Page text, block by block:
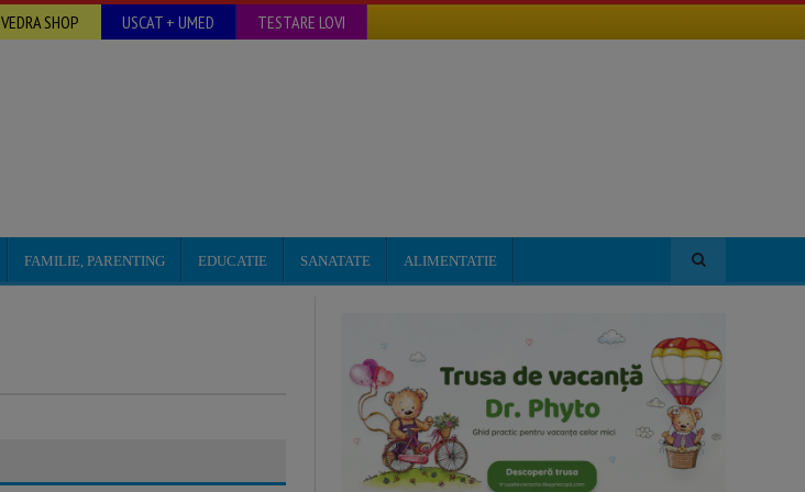
VEDRA SHOP USCAT + UMED TESTARE LOVI
FAMILIE, PARENTING EDUCATIE SANATATE ALIMENTATIE